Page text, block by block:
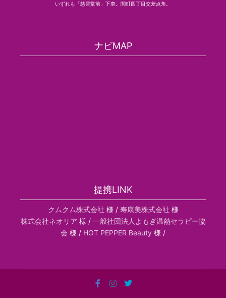
いずれも「慈雲堂前」下車。関町四丁目交差点角。
ナビMAP
提携LINK
クムクム株式会社 様 / 寿康美株式会社 様
株式会社ネオリア 様 / 一般社団法人よもぎ温熱セラピー協
会 様 / HOT PEPPER Beauty 様 /